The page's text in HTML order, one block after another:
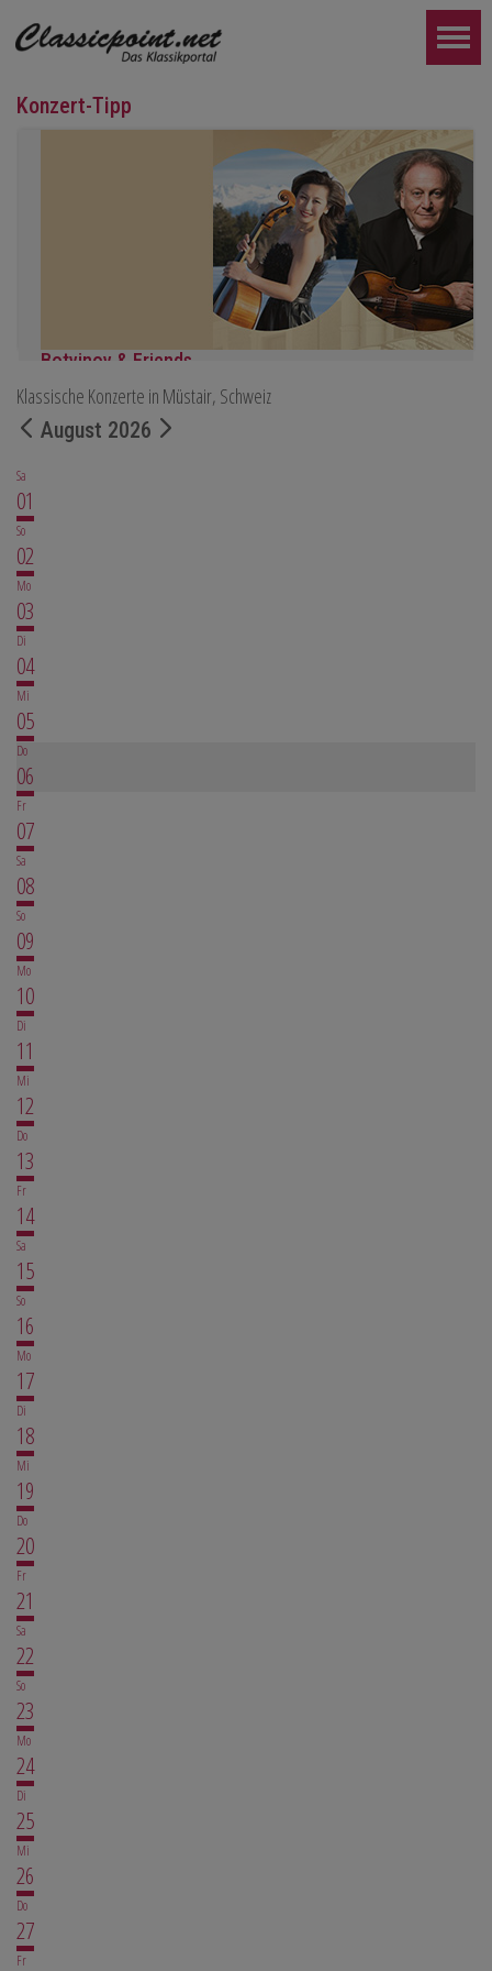
Konzert-Tipp
Botvinov & Friends
5. Oktober, Kleine Tonhalle, 19.30
Werke von Sergei Rachmaninoff, Robert Schumann und Astor
Klassische Konzerte in Müstair, Schweiz
August 2026
Sa
01
So
02
Mo
03
Di
04
Mi
05
Do
06
Fr
07
Sa
08
So
09
Mo
10
Di
11
Mi
12
Do
13
Fr
14
Sa
15
So
16
Mo
17
Di
18
Mi
19
Do
20
Fr
21
Sa
22
So
23
Mo
24
Di
25
Mi
26
Do
27
Fr